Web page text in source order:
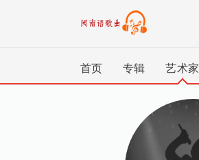
首页 专辑 艺术家